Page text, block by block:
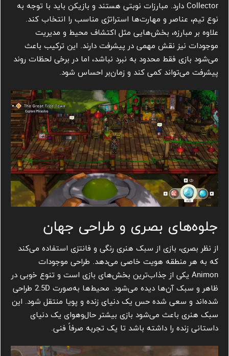
Collector دارد. مبارزات نوبتی هستند و بازیکن باید با توجه به
نوع تیم، عناصر و مهارت‌ها استراتژی مناسب را انتخاب کند.
علاوه بر مبارزه، بخش‌هایی مثل اکتشاف محیط و مدیریت
موجودات نیز نقش مهمی در پیشرفت دارند. این ترکیب باعث
می‌شود بازی فقط محدود به نبرد نباشد، اما در برخی لحظات روند
پیشرفت می‌تواند کمی کند و زمان‌بر احساس شود.
جلوه‌های بصری و طراحی جهان
از نظر بصری، بازی از سبک هنری رنگی و فانتزی استفاده می‌کند
که به هر منطقه هویت خاصی می‌دهد. طراحی موجودات
Animon یکی از جذاب‌ترین بخش‌های بازی است و تنوع خوبی در
ظاهر و سبک آن‌ها دیده می‌شود. محیط‌ها به‌صورت 2.5D طراحی
شده‌اند و سعی شده حس یک دنیای زنده و پویا منتقل شود. این
سبک هنری باعث می‌شود بازی بیشتر حال‌وهوای یک دنیای
داستانی زنده را داشته باشد تا یک تجربه صرفاً فنی.